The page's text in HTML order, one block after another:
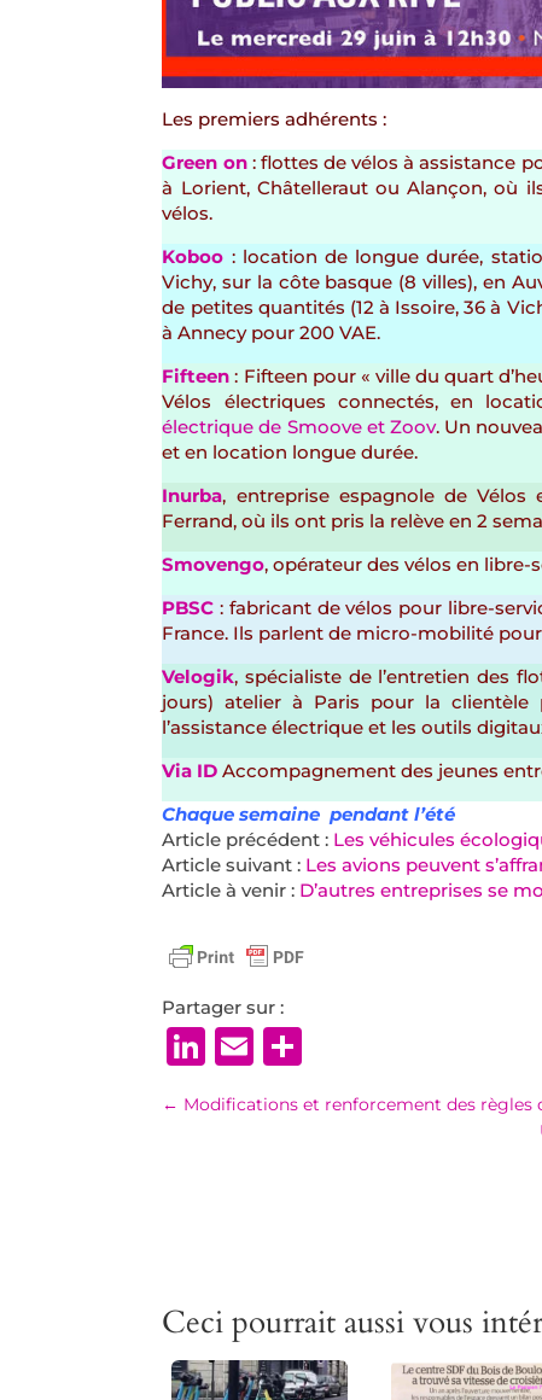
Les premiers adhérents :
Green on: flottes de vélos à assistance
à Lorient, Châtelleraut ou Alançon, où
vélos.
Koboo : location de longue durée,
Vichy, sur la côte basque (8 villes), en
de petites quantités (12 à Issoire, 36 à
à Annecy pour 200 VAE.
Fifteen : Fifteen pour « ville du quart
Vélos électriques connectés, en
électrique de Smoove et Zoov. Un
et en location longue durée.
Inurba, entreprise espagnole de Vélos
Ferrand, où ils ont pris la relève en 2
Smovengo, opérateur des vélos en
PBSC : fabricant de vélos pour libre-
France. Ils parlent de micro-mobilité
Velogik, spécialiste de l’entretien des
jours) atelier à Paris pour la clientèle
l’assistance électrique et les outils
Via ID Accompagnement des jeunes
Chaque semaine pendant l’été
Article précédent : Les véhicules
Article suivant : Les avions peuvent
Article à venir : D’autres entreprises se
Partager sur :
LinkedIn
Email
← Modifications et renforcement des règles
Ceci pourrait aussi vous